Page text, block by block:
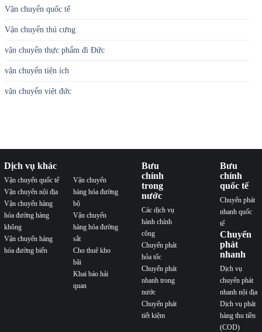
Vận chuyển quốc tế
Vận chuyển thú cưng
vận chuyển thực phẩm đi Đức
vận chuyển tiện ích
vận chuyển việt đức
Dịch vụ khác
Vận chuyển quốc tế
Vận chuyển nội địa
Vận chuyển hàng
hóa đường hàng
không
Vận chuyển hàng
hóa đường biển
Vận chuyển
hàng hóa đường
bộ
Vận chuyển
hàng hóa đường
sắt
Cho thuê kho
bãi
Khai báo hải
quan
Bưu
chính
trong
nước
Các dịch vụ
hành chính
công
Chuyển phát
hỏa tốc
Chuyển phát
nhanh trong
nước
Chuyển phát
tiết kiệm
Bưu
chính
quốc tế
Chuyển phát
nhanh quốc
tế
Chuyển
phát
nhanh
Dịch vụ
chuyển phát
nhanh nội địa
Dịch vụ phát
hàng thu tiền
(COD)